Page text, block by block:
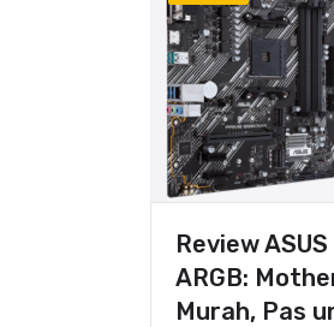
Review
ARGB:
Murah, Pas